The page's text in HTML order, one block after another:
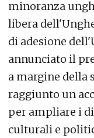
minoranza
libera
di adesione
annunciato il
a margine della
raggiunto un
per ampliare i
culturali e